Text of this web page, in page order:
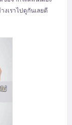
งเราไปดูกันเลยดี